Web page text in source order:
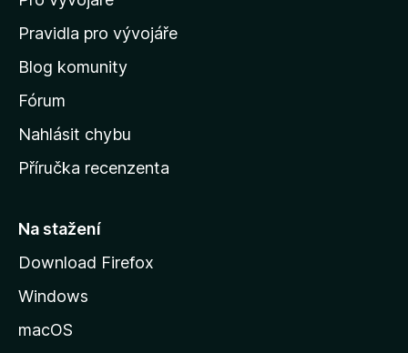
m
v
s
k
u
t
á
n
Pravidla pro vývojáře
Blog komunity
Fórum
Nahlásit chybu
Příručka recenzenta
Na stažení
Download Firefox
Windows
macOS